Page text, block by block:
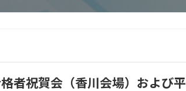
者祝賀会（香川会場）および平